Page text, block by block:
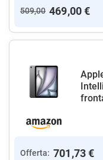
509,00 469,00 €
Offerta: 701,73 €